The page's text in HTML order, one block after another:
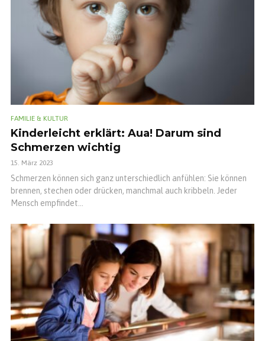
FAMILIE & KULTUR
Kinderleicht erklärt: Aua! Darum sind
Schmerzen wichtig
15. März 2023
Schmerzen können sich ganz unterschiedlich anfühlen: Sie können
brennen, stechen oder drücken, manchmal auch kribbeln. Jeder
Mensch empfindet...